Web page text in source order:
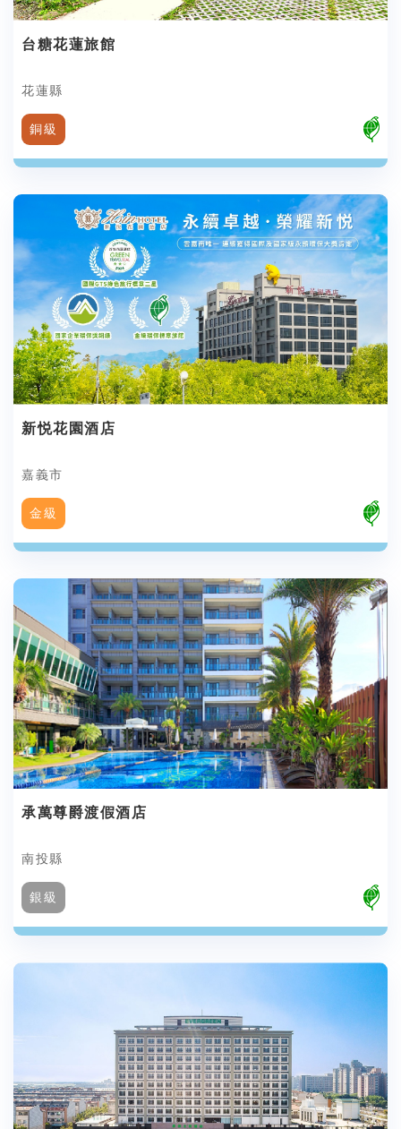
台糖花蓮旅館
花蓮縣
銅級
新悦花園酒店
嘉義市
金級
承萬尊爵渡假酒店
南投縣
銀級